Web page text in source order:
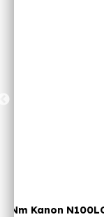
Cần cân lực